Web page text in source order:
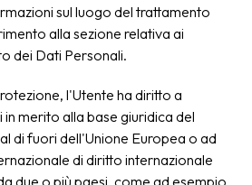
sul luogo del trattamento
alla sezione relativa ai
dei Dati Personali.
l'Utente ha diritto a
merito alla base giuridica del
di fuori dell'Unione Europea o ad
di diritto internazionale
due o più paesi, come ad esempio